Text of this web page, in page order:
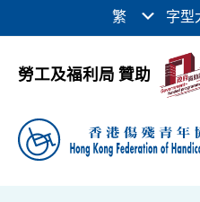
繁 字型
勞工及福利局 贊助